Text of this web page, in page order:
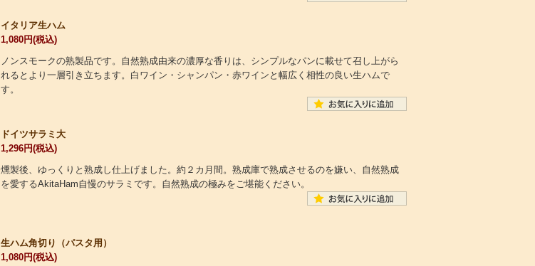
イタリア生ハム
1,080円(税込)
ノンスモークの熟製品です。自然熟成由来の濃厚な香りは、シンプルなパンに載せて召し上がら
れるとより一層引き立ちます。白ワイン・シャンパン・赤ワインと幅広く相性の良い生ハムで
す。
ドイツサラミ大
1,296円(税込)
燻製後、ゆっくりと熟成し仕上げました。約２カ月間。熟成庫で熟成させるのを嫌い、自然熟成
を愛するAkitaHam自慢のサラミです。自然熟成の極みをご堪能ください。
生ハム角切り（パスタ用）
1,080円(税込)